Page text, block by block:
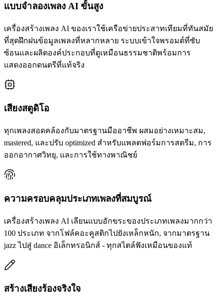
แบบจำลองเพลง AI ขั้นสูง
เครื่องสร้างเพลง AI ของเราใช้เครือข่ายประสาทเทียมที่ทันสมัย
ที่สุดฝึกฝนข้อมูลเพลงที่หลากหลาย ระบบเข้าใจพรอมต์ที่ซับ
ซ้อนและผลิตองค์ประกอบที่ดูเหมือนธรรมชาติพร้อมการ
แสดงออกดนตรีที่แท้จริง
เสียงสตูดิโอ
ทุกเพลงสอดคล้องกับมาตรฐานมืออาชีพ ผสมอย่างเหมาะสม,
mastered, และปรับ optimized สำหรับแพลตฟอร์มการสตรีม, การ
ออกอากาศวิทยุ, และการใช้ทางพาณิชย์
ความครอบคลุมประเภทเพลงที่สมบูรณ์
เครื่องสร้างเพลง AI เลียนแบบอักขระของประเภทเพลงมากกว่า
100 ประเภท จากโฟล์คอะคูสติกไปยังเหล็กหนัก, จากมาตรฐาน
jazz ไปสู่ dance อิเล็กทรอนิกส์ - ทุกสไตล์ฟังเหมือนของแท้
สร้างเสียงร้องจริงใจ